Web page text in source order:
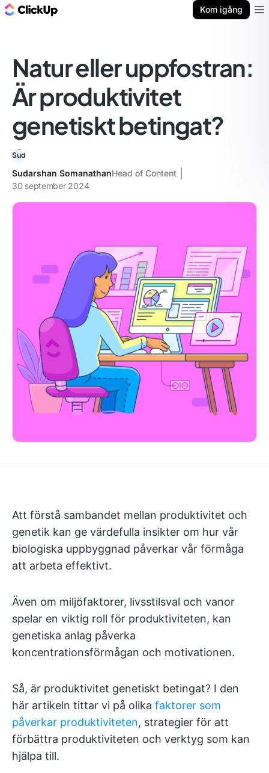
Kom igång
Natur eller uppfostran:
Är produktivitet
genetiskt betingat?
Sudarshan SomanathanHead of Content
30 september 2024
Att förstå sambandet mellan produktivitet och
genetik kan ge värdefulla insikter om hur vår
biologiska uppbyggnad påverkar vår förmåga
att arbeta effektivt.
Även om miljöfaktorer, livsstilsval och vanor
spelar en viktig roll för produktiviteten, kan
genetiska anlag påverka
koncentrationsförmågan och motivationen.
Så, är produktivitet genetiskt betingat? I den
här artikeln tittar vi på olika faktorer som
påverkar produktiviteten, strategier för att
förbättra produktiviteten och verktyg som kan
hjälpa till.